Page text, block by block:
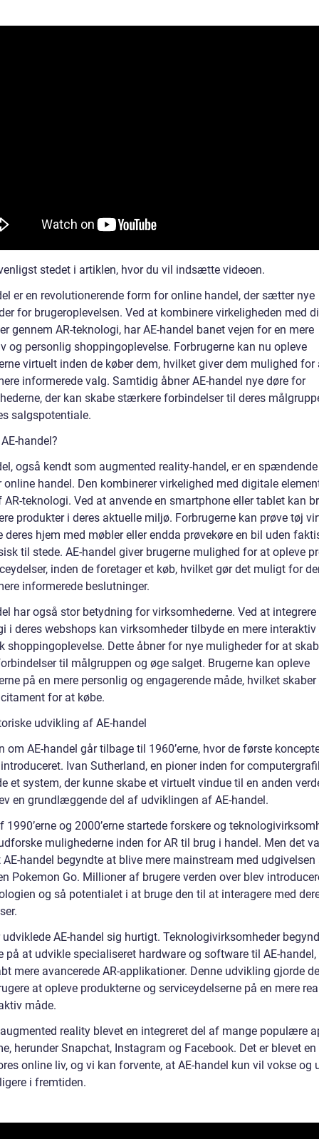
stedet i artiklen, hvor du vil indsætte videoen.
er en revolutionerende form for online handel, der sætter nye
for brugeroplevelsen. Ved at kombinere virkeligheden med
gennem AR-teknologi, har AE-handel banet vejen for en mere
og personlig shoppingoplevelse. Forbrugerne kan nu opleve
virtuelt inden de køber dem, hvilket giver dem mulighed for
informerede valg. Samtidig åbner AE-handel nye døre for
der kan skabe stærkere forbindelser til deres
salgspotentiale.
handel?
også kendt som augmented reality-handel, er en
handel. Den kombinerer virkelighed med digitale
teknologi. Ved at anvende en smartphone eller tablet kan
produkter i deres aktuelle miljø. Forbrugerne kan prøve tøj
deres hjem med møbler eller endda prøvekøre en bil uden
til stede. AE-handel giver brugerne mulighed for at opleve
inden de foretager et køb, hvilket gør det muligt for
informerede beslutninger.
har også stor betydning for virksomhederne. Ved at integrere
i deres webshops kan virksomheder tilbyde en mere interaktiv
shoppingoplevelse. Dette åbner for nye muligheder for at
til målgruppen og øge salget. Brugerne kan opleve
på en mere personlig og engagerende måde, hvilket skaber
for at købe.
udvikling af AE-handel
om AE-handel går tilbage til 1960’erne, hvor de første
Ivan Sutherland, en pioner inden for
et system, der kunne skabe et virtuelt vindue til en anden
en grundlæggende del af udviklingen af AE-handel.
1990’erne og 2000’erne startede forskere og
mulighederne inden for AR til brug i handel. Men det
AE-handel begyndte at blive mere mainstream med udgivelsen
Pokemon Go. Millioner af brugere verden over blev
og så potentialet i at bruge den til at interagere med
udviklede AE-handel sig hurtigt. Teknologivirksomheder
på at udvikle specialiseret hardware og software til AE-handel,
mere avancerede AR-applikationer. Denne udvikling gjorde
at opleve produkterne og serviceydelserne på en mere
måde.
reality blevet en integreret del af mange populære
herunder Snapchat, Instagram og Facebook. Det er blevet
online liv, og vi kan forvente, at AE-handel kun vil vokse og
i fremtiden.